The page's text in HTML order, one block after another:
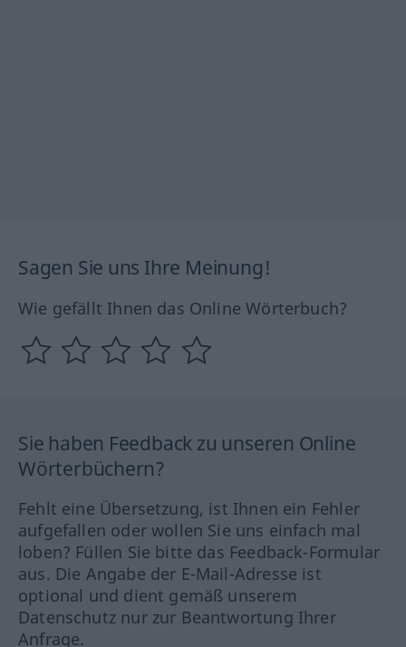
Sagen Sie uns Ihre Meinung!
Wie gefällt Ihnen das Online Wörterbuch?
Sie haben Feedback zu unseren Online
Wörterbüchern?
Fehlt eine Übersetzung, ist Ihnen ein Fehler
aufgefallen oder wollen Sie uns einfach mal
loben? Füllen Sie bitte das Feedback-Formular
aus. Die Angabe der E-Mail-Adresse ist
optional und dient gemäß unserem
Datenschutz nur zur Beantwortung Ihrer
Anfrage.